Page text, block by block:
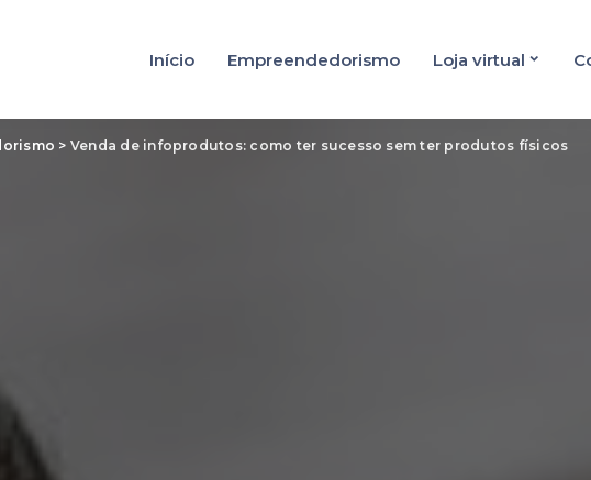
Início Empreendedorismo Loja virtual
> Venda de infoprodutos: como ter sucesso sem ter produtos físicos